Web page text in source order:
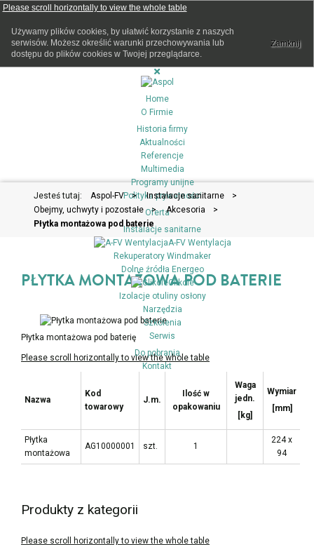
Home
O Firmie
Historia firmy
Aktualności
Referencje
Multimedia
Programy unijne
Polityka prywatności
Oferta
Instalacje sanitarne
A-FV Wentylacja
Rekuperatory Windmaker
Dolne źródła Energeo
Glikole
Izolacje otuliny osłony
Narzędzia
Szkolenia
Serwis
Do pobrania
Kontakt
Jesteś tutaj: Aspol-FV > Instalacje sanitarne
>
Obejmy, uchwyty i pozostałe
> Akcesoria
>
Płytka montażowa pod baterie
PŁYTKA MONTAŻOWA POD BATERIE
Płytka montażowa pod baterię
Nazwa
Kod
towarowy
J.m.
Ilość w
opakowaniu
Waga
jedn.
[kg]
Wymiar
[mm]
Płytka
montażowa
AG10000001 szt. 1
224 x
94
Produkty z kategorii
Używamy plików cookies, by ułatwić korzystanie z naszych
serwisów. Możesz określić warunki przechowywania lub
dostępu do plików cookies w Twojej przeglądarce.
Zamknij